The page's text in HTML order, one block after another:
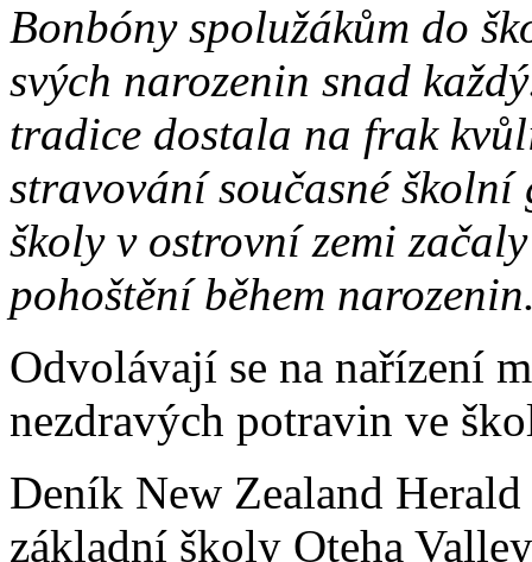
Bonbóny spolužákům do
svých narozenin snad
tradice dostala na frak
stravování současné školní
školy v ostrovní zemi
pohoštění během
Odvolávají se na nařízení
nezdravých potravin ve
Deník New Zealand
základní školy Oteha